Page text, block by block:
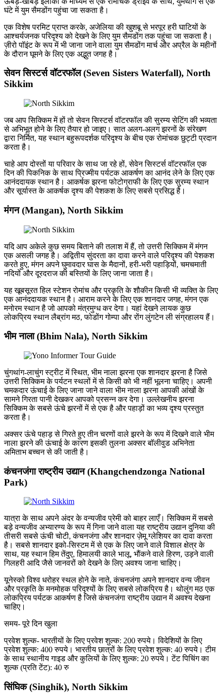
घंटे में युम सैमडोंग पहुंचा जा सकता है।
एक विशेष परमिट प्राप्त करके, अजेलिया की खुशबू से भरपूर हरी घाटियों के
आश्चर्यजनक परिदृश्य को देखने के लिए युम सैमडोंग तक पहुंचा जा सकता है।
ज़ीरो पॉइंट के रूप में भी जाना जाने वाला युम सैमडोंग मार्च और अप्रैल के महीनों
के दौरान घूमने के लिए एक अद्भुत जगह है।
सेवन सिस्टर्स वॉटरफॉल (Seven Sisters Waterfall), North
Sikkim
जब आप सिक्किम में हों तो सेवन सिस्टर्स वॉटरफॉल की सुरम्य सेटिंग की भव्यता
से अभिभूत होने के लिए तैयार हो जाइए। सात अलग-अलग झरनों के संरेखण
द्वारा निर्मित, यह स्थान बहुरूपदर्शक परिदृश्य के बीच एक रोमांचक छुट्टी प्रदान
करता है।
चाहे आप दोस्तों या परिवार के साथ जा रहे हों, सेवेन सिस्टर्स वॉटरफॉल एक
दिन की पिकनिक के साथ प्रिज्मीय पर्यटक आकर्षण का आनंद लेने के लिए एक
आनंददायक स्थान है। आकर्षक झरना फोटोग्राफी के लिए एक सुरम्य स्थान
और सूर्यास्त के आकर्षक दृश्य की पेशकश के लिए सबसे प्रसिद्ध है।
मंगन (Mangan), North Sikkim
यदि आप अकेले कुछ समय बिताने की तलाश में हैं, तो उत्तरी सिक्किम में मंगन
एक असली जगह है। अद्वितीय सुंदरता का दावा करने वाले परिदृश्य की पेशकश
करते हुए, मंगन अपने घुमावदार घास के मैदानों, हरी-भरी पहाड़ियों, चमचमाती
नदियों और दूरदराज की बस्तियों के लिए जाना जाता है।
यह खूबसूरत हिल स्टेशन रोमांच और प्रकृति के शौकीन किसी भी व्यक्ति के लिए
एक आनंददायक स्थान है। आराम करने के लिए एक शानदार जगह, मंगन एक
मनोरम स्थान है जो आपको मंत्रमुग्ध कर देगा। यहां देखने लायक कुछ
लोकप्रिय स्थान लैब्रांग मठ, फोडोंग गोम्पा और रोंग लुंगटेन ली संग्रहालय हैं।
भीम नाला (Bhim Nala), North Sikkim
चुंगथांग-लाचुंग स्ट्रीट में स्थित, भीम नाला झरना एक शानदार झरना है जिसे
उत्तरी सिक्किम के पर्यटन स्थलों में से किसी को भी नहीं भूलना चाहिए। अपनी
चमकदार ऊंचाई के लिए जाना जाने वाला भीम नाला झरना आपकी आंखों के
सामने गिरता पानी देखकर आपको प्रसन्न कर देगा। उल्लेखनीय झरना
सिक्किम के सबसे ऊंचे झरनों में से एक है और पहाड़ों का भव्य दृश्य प्रस्तुत
करता है।
अक्सर ऊंचे पहाड़ से गिरते हुए तीन चरणों वाले झरने के रूप में दिखने वाले भीम
नाला झरने की ऊंचाई के कारण इसकी तुलना अक्सर बॉलीवुड अभिनेता
अमिताभ बच्चन से की जाती है।
कंचनजंगा राष्ट्रीय उद्यान (Khangchendzonga National
Park)
यात्रा के साथ अपने अंदर के वन्यजीव प्रेमी को बाहर लाएँ। सिक्किम में सबसे
बड़े वन्यजीव अभ्यारण्य के रूप में गिना जाने वाला यह राष्ट्रीय उद्यान दुनिया की
तीसरी सबसे ऊंची चोटी, कंचनजंगा और शानदार ज़ेमू ग्लेशियर का दावा करता
है। सबसे शानदार इको-सिस्टम में से एक के लिए जाने वाले विशाल क्षेत्र के
साथ, यह स्थान हिम तेंदुए, हिमालयी काले भालू, भौंकने वाले हिरण, उड़ने वाली
गिलहरी आदि जैसे जानवरों को देखने के लिए अवश्य जाना चाहिए।
यूनेस्को विश्व धरोहर स्थल होने के नाते, कंचनजंगा अपने शानदार वन्य जीवन
और प्रकृति के मनमोहक परिदृश्यों के लिए सबसे लोकप्रिय है। थोलुंग मठ एक
लोकप्रिय पर्यटक आकर्षण है जिसे कंचनजंगा राष्ट्रीय उद्यान में अवश्य देखना
चाहिए।
समय- पूरे दिन खुला
प्रवेश शुल्क- भारतीयों के लिए प्रवेश शुल्क: 200 रुपये। विदेशियों के लिए
प्रवेश शुल्क: 400 रुपये। भारतीय छात्रों के लिए प्रवेश शुल्क: 40 रुपये। टीम
के साथ स्थानीय गाइड और कुलियों के लिए शुल्क: 20 रुपये। टेंट पिचिंग का
शुल्क (प्रति टेंट): 40 रु
सिंघिक (Singhik), North Sikkim